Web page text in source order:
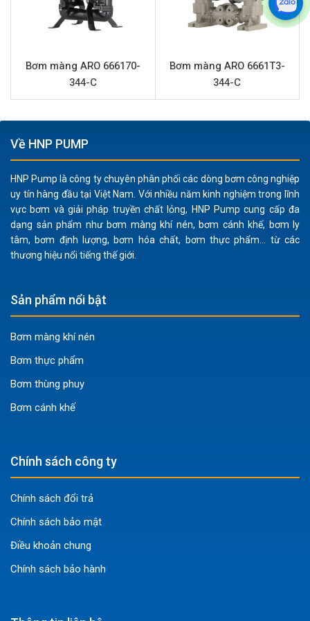
FPS-PTT không phát sinh tia lửa điện hoặc nhiệt
trong quá trình hoạt động, lý tưởng cho các môi
Độ bền và ổn định:Vật liệu PTFE cho màng và bi
mang lại độ bền cơ học và hóa học cao, giảm thiểu
cổng hút xả 1.5” kết nối ren giúp quá trình lắp đặt
việc kiểm tra và thay thế.
Ứng dụng sản phẩm ARO PD15P-FPS-
PTT
nhiều ngành công nghiệp:
axit mạnh, kiềm, dung môi hữu cơ.
Sơn và mực in:
Hóa dầu:Xử lý các sản phẩm hóa dầu, dầu thô.
Xử lý nước và nước thải:
hóa chất trợ nhuộm.
Sản xuất tổng hợp:Bơm các chất lỏng có tính ăn
mòn trong nhiều quy trình khác nhau.
Để đảm bảo hiệu quả và an toàn khi sử dụng bơm ARO
Bơm màng ARO 666170-
344-C
Bơm màng ARO 6661T3-
344-C
Về HNP PUMP
HNP Pump là công ty chuyên phân phối các dòng bơm công nghiệp
uy tín hàng đầu tại Việt Nam. Với nhiều năm kinh nghiệm trong lĩnh
vực bơm và giải pháp truyền chất lỏng, HNP Pump cung cấp đa
dạng sản phẩm như bơm màng khí nén, bơm cánh khế, bơm ly
tâm, bơm định lượng, bơm hóa chất, bơm thực phẩm... từ các
thương hiệu nổi tiếng thế giới.
Sản phẩm nổi bật
Bơm màng khí nén
Bơm thực phẩm
Bơm thùng phuy
Bơm cánh khế
Chính sách công ty
Chính sách đổi trả
Chính sách bảo mật
Điều khoản chung
Chính sách bảo hành